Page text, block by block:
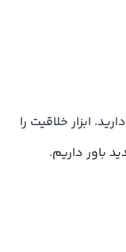
ابزار خلاقیت را
باور داریم.